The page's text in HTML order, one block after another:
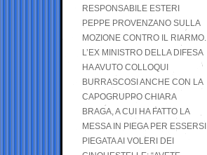
RESPONSABILE ESTERI
PEPPE PROVENZANO SULLA
MOZIONE CONTRO IL RIARMO.
L’EX MINISTRO DELLA DIFESA
HA AVUTO COLLOQUI
BURRASCOSI ANCHE CON LA
CAPOGRUPPO CHIARA
BRAGA, A CUI HA FATTO LA
MESSA IN PIEGA PER ESSERSI
PIEGATA AI VOLERI DEI